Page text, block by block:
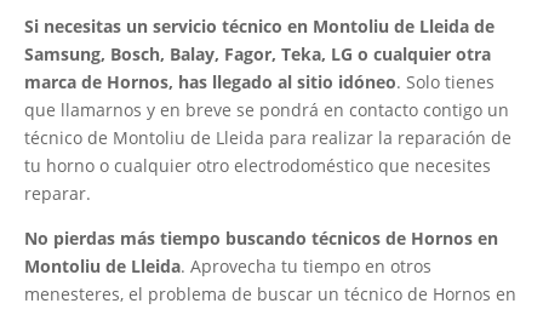
Si necesitas un servicio técnico en Montoliu de Lleida de
Samsung, Bosch, Balay, Fagor, Teka, LG o cualquier otra
marca de Hornos, has llegado al sitio idóneo. Solo tienes
que llamarnos y en breve se pondrá en contacto contigo un
técnico de Montoliu de Lleida para realizar la reparación de
tu horno o cualquier otro electrodoméstico que necesites
reparar.
No pierdas más tiempo buscando técnicos de Hornos en
Montoliu de Lleida. Aprovecha tu tiempo en otros
menesteres, el problema de buscar un técnico de Hornos en